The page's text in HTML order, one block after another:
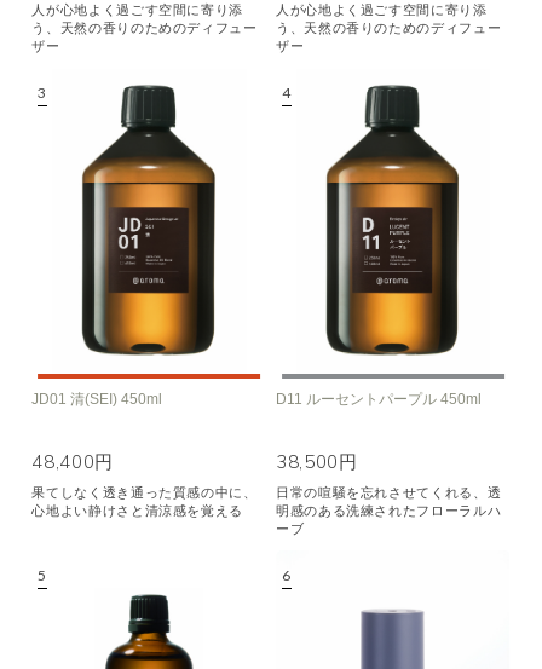
人が心地よく過ごす空間に寄り添
う、天然の香りのためのディフュー
ザー
人が心地よく過ごす空間に寄り添
う、天然の香りのためのディフュー
ザー
JD01 清(SEI) 450ml
48,400円
果てしなく透き通った質感の中に、
心地よい静けさと清涼感を覚える
D11 ルーセントパープル 450ml
38,500円
日常の喧騒を忘れさせてくれる、透
明感のある洗練されたフローラルハ
ーブ